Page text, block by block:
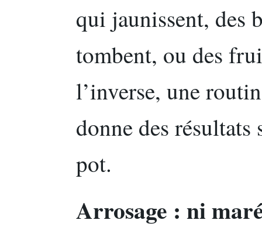
qui jaunissent, des
tombent, ou des
l’inverse, une
donne des
pot.
Arrosage : ni